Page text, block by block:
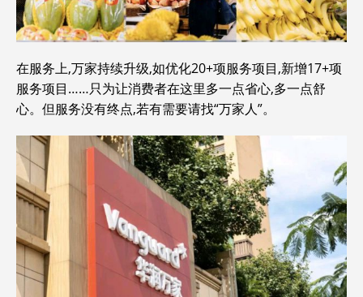
在服务上,万家持续升级,如优化20+项服务项目,新增17+项
服务项目……只为让消费者在这里多一点省心,多一点舒
心。但服务没有终点,若有需要请找“万家人”。